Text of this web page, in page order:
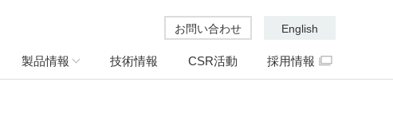
製品情報 技術情報 CSR活動 採用情報
お問い合わせ English